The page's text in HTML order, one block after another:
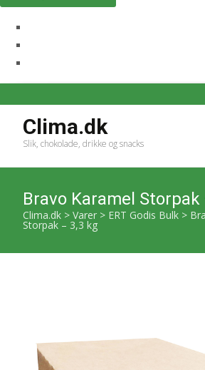
Clima.dk
Slik, chokolade, drikke og snacks
Bravo Karamel Storpak
Clima.dk > Varer > ERT Godis Bulk >
Storpak – 3,3 kg